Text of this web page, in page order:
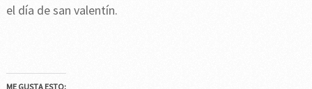
el día de san valentín.
ME GUSTA ESTO: